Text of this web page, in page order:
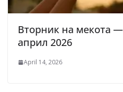
Вторник на мекота
април 2026
April 14, 2026